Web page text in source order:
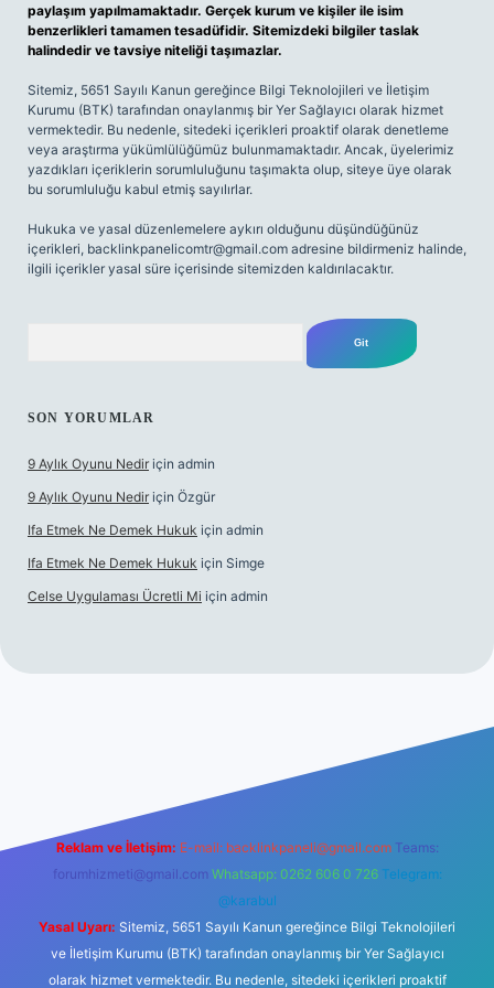
paylaşım yapılmamaktadır. Gerçek kurum ve kişiler ile isim
benzerlikleri tamamen tesadüfidir. Sitemizdeki bilgiler taslak
halindedir ve tavsiye niteliği taşımazlar.
Sitemiz, 5651 Sayılı Kanun gereğince Bilgi Teknolojileri ve İletişim
Kurumu (BTK) tarafından onaylanmış bir Yer Sağlayıcı olarak hizmet
vermektedir. Bu nedenle, sitedeki içerikleri proaktif olarak denetleme
veya araştırma yükümlülüğümüz bulunmamaktadır. Ancak, üyelerimiz
yazdıkları içeriklerin sorumluluğunu taşımakta olup, siteye üye olarak
bu sorumluluğu kabul etmiş sayılırlar.
Hukuka ve yasal düzenlemelere aykırı olduğunu düşündüğünüz
içerikleri, backlinkpanelicomtr@gmail.com adresine bildirmeniz halinde,
ilgili içerikler yasal süre içerisinde sitemizden kaldırılacaktır.
SON YORUMLAR
9 Aylık Oyunu Nedir için admin
9 Aylık Oyunu Nedir için Özgür
Ifa Etmek Ne Demek Hukuk için admin
Ifa Etmek Ne Demek Hukuk için Simge
Celse Uygulaması Ücretli Mi için admin
Reklam ve İletişim: E-mail: backlinkpaneli@gmail.com Teams:
forumhizmeti@gmail.com Whatsapp: 0262 606 0 726 Telegram:
@karabul
Yasal Uyarı: Sitemiz, 5651 Sayılı Kanun gereğince Bilgi Teknolojileri
ve İletişim Kurumu (BTK) tarafından onaylanmış bir Yer Sağlayıcı
olarak hizmet vermektedir. Bu nedenle, sitedeki içerikleri proaktif